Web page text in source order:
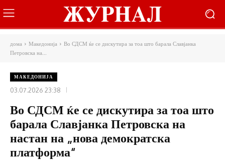
дома Македонија
Во СДСМ ќе се дискутира за тоа што барала Славјанка
Петровска на...
МАКЕДОНИЈА
03.07.2026 23:38
Во СДСМ ќе се дискутира за тоа што
барала Славјанка Петровска на
настан на „нова демократска
платформа“